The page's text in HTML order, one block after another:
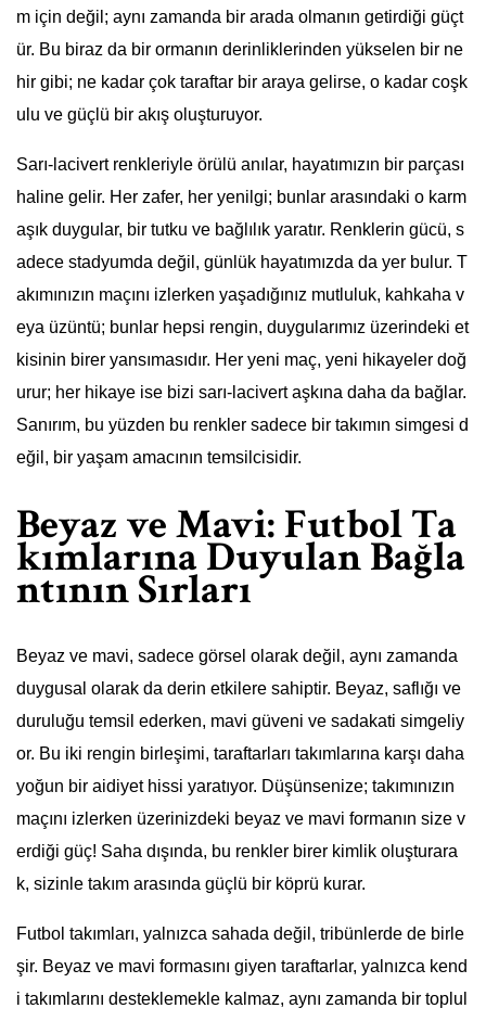
m için değil; aynı zamanda bir arada olmanın getirdiği güçt
ür. Bu biraz da bir ormanın derinliklerinden yükselen bir ne
hir gibi; ne kadar çok taraftar bir araya gelirse, o kadar coşk
ulu ve güçlü bir akış oluşturuyor.
Sarı-lacivert renkleriyle örülü anılar, hayatımızın bir parçası
haline gelir. Her zafer, her yenilgi; bunlar arasındaki o karm
aşık duygular, bir tutku ve bağlılık yaratır. Renklerin gücü, s
adece stadyumda değil, günlük hayatımızda da yer bulur. T
akımınızın maçını izlerken yaşadığınız mutluluk, kahkaha v
eya üzüntü; bunlar hepsi rengin, duygularımız üzerindeki et
kisinin birer yansımasıdır. Her yeni maç, yeni hikayeler doğ
urur; her hikaye ise bizi sarı-lacivert aşkına daha da bağlar.
Sanırım, bu yüzden bu renkler sadece bir takımın simgesi d
eğil, bir yaşam amacının temsilcisidir.
Beyaz ve Mavi: Futbol Ta
kımlarına Duyulan Bağla
ntının Sırları
Beyaz ve mavi, sadece görsel olarak değil, aynı zamanda
duygusal olarak da derin etkilere sahiptir. Beyaz, saflığı ve
duruluğu temsil ederken, mavi güveni ve sadakati simgeliy
or. Bu iki rengin birleşimi, taraftarları takımlarına karşı daha
yoğun bir aidiyet hissi yaratıyor. Düşünsenize; takımınızın
maçını izlerken üzerinizdeki beyaz ve mavi formanın size v
erdiği güç! Saha dışında, bu renkler birer kimlik oluşturara
k, sizinle takım arasında güçlü bir köprü kurar.
Futbol takımları, yalnızca sahada değil, tribünlerde de birle
şir. Beyaz ve mavi formasını giyen taraftarlar, yalnızca kend
i takımlarını desteklemekle kalmaz, aynı zamanda bir toplul